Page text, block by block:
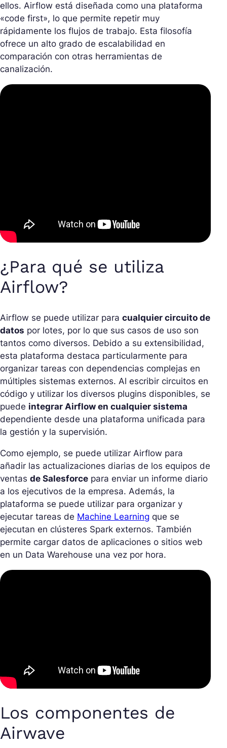
ellos. Airflow está diseñada como una plataforma
«code first», lo que permite repetir muy
rápidamente los flujos de trabajo. Esta filosofía
ofrece un alto grado de escalabilidad en
comparación con otras herramientas de
canalización.
¿Para qué se utiliza
Airflow?
Airflow se puede utilizar para cualquier circuito de
datos por lotes, por lo que sus casos de uso son
tantos como diversos. Debido a su extensibilidad,
esta plataforma destaca particularmente para
organizar tareas con dependencias complejas en
múltiples sistemas externos. Al escribir circuitos en
código y utilizar los diversos plugins disponibles, se
puede integrar Airflow en cualquier sistema
dependiente desde una plataforma unificada para
la gestión y la supervisión.
Como ejemplo, se puede utilizar Airflow para
añadir las actualizaciones diarias de los equipos de
ventas de Salesforce para enviar un informe diario
a los ejecutivos de la empresa. Además, la
plataforma se puede utilizar para organizar y
ejecutar tareas de Machine Learning que se
ejecutan en clústeres Spark externos. También
permite cargar datos de aplicaciones o sitios web
en un Data Warehouse una vez por hora.
Los componentes de
Airwave